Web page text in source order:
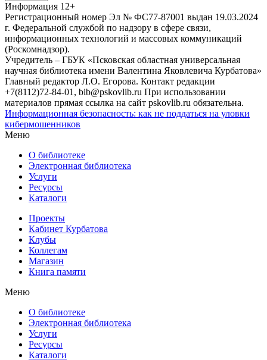
Информация 12+
Регистрационный номер Эл № ФС77-87001 выдан 19.03.2024
г. Федеральной службой по надзору в сфере связи,
информационных технологий и массовых коммуникаций
(Роскомнадзор).
Учредитель – ГБУК «Псковская областная универсальная
научная библиотека имени Валентина Яковлевича Курбатова»
Главный редактор Л.О. Егорова. Контакт редакции
+7(8112)72-84-01, bib@pskovlib.ru При использовании
материалов прямая ссылка на сайт pskovlib.ru обязательна.
Информационная безопасность: как не поддаться на уловки
кибермошенников
Меню
О библиотеке
Электронная библиотека
Услуги
Ресурсы
Каталоги
Проекты
Кабинет Курбатова
Клубы
Коллегам
Магазин
Книга памяти
Меню
О библиотеке
Электронная библиотека
Услуги
Ресурсы
Каталоги